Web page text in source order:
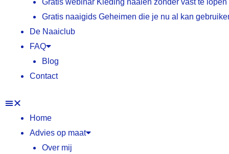
Gratis webinar Kleding naaien zonder vast te
Gratis naaigids Geheimen die je nu al kan
De Naaiclub
FAQ
Blog
Contact
Home
Advies op maat
Over mij